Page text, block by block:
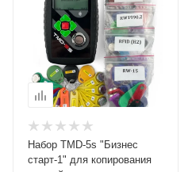
Набор TMD-5s "Бизнес
старт-1" для копирования